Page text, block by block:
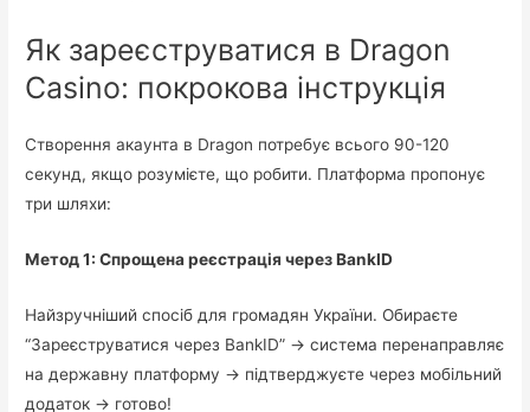
Як зареєструватися в Dragon
Casino: покрокова інструкція
Створення акаунта в Dragon потребує всього 90-120
секунд, якщо розумієте, що робити. Платформа пропонує
три шляхи:
Метод 1: Спрощена реєстрація через BankID
Найзручніший спосіб для громадян України. Обираєте
“Зареєструватися через BankID” → система перенаправляє
на державну платформу → підтверджуєте через мобільний
додаток → готово!